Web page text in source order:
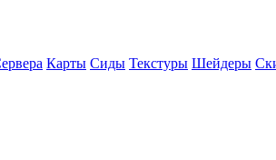
Карты Сиды Текстуры Шейдеры